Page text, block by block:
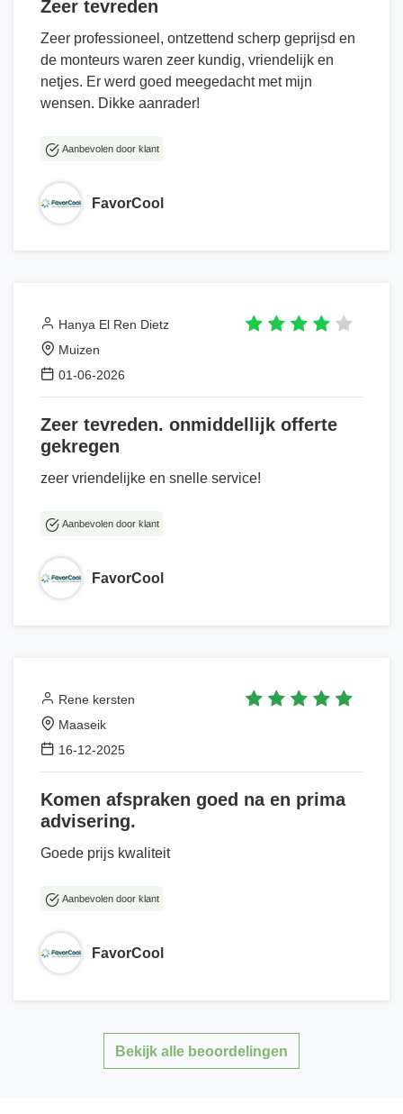
Zeer tevreden
Zeer professioneel, ontzettend scherp geprijsd en
de monteurs waren zeer kundig, vriendelijk en
netjes. Er werd goed meegedacht met mijn
wensen. Dikke aanrader!
FavorCool
Aanbevolen door klant
Hanya El Ren Dietz
Muizen
01-06-2026
Zeer tevreden. onmiddellijk offerte
gekregen
zeer vriendelijke en snelle service!
FavorCool
Aanbevolen door klant
Rene kersten
Maaseik
16-12-2025
Komen afspraken goed na en prima
advisering.
Goede prijs kwaliteit
FavorCool
Aanbevolen door klant
Bekijk alle beoordelingen